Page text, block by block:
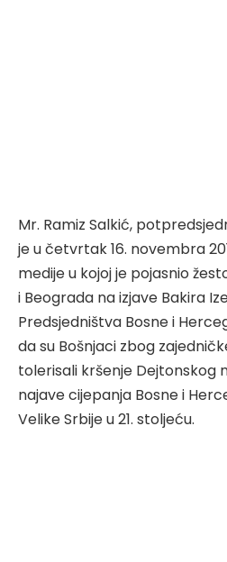
Mr. Ramiz Salkić,
je u četvrtak 16. novembra
medije u kojoj je pojasnio
i Beograda na izjave Bakira
Predsjedništva Bosne i
da su Bošnjaci zbog
tolerisali kršenje Dejtonskog
najave cijepanja Bosne i
Velike Srbije u 21. stoljeću.